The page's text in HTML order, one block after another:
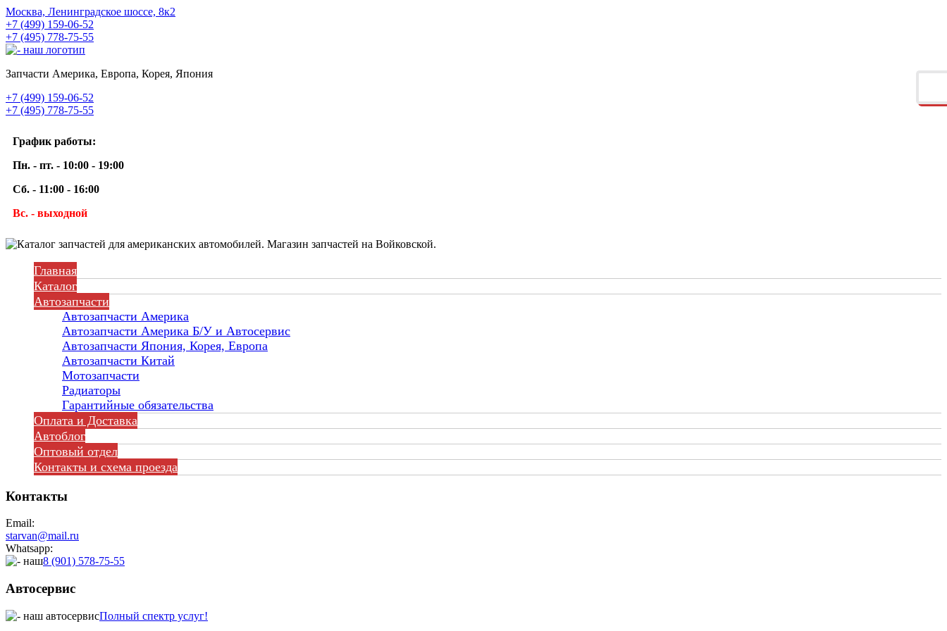
Москва, Ленинградское шоссе, 8к2
+7 (499) 159-06-52
+7 (495) 778-75-55
Запчасти Америка, Европа, Корея, Япония
+7 (499) 159-06-52
+7 (495) 778-75-55
График работы:
Пн. - пт. - 10:00 - 19:00
Сб. - 11:00 - 16:00
Вс. - выходной
Главная
Каталог
Автозапчасти
Автозапчасти Америка
Автозапчасти Америка Б/У и Автосервис
Автозапчасти Япония, Корея, Европа
Автозапчасти Китай
Мотозапчасти
Радиаторы
Гарантийные обязательства
Оплата и Доставка
Автоблог
Оптовый отдел
Контакты и схема проезда
Контакты
Email:
starvan@mail.ru
Whatsapp:
8 (901) 578-75-55
Автосервис
Полный спектр услуг!